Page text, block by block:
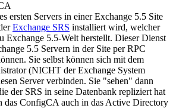
ersten Servers in einer Exchange 5.5 Site
Exchange SRS installiert wird, welcher
Exchange 5.5-Welt herstellt. Dieser Dienst
5.5 Servern in der Site per RPC
Sie selbst können sich mit dem
(NICHT der Exchange System
Server verbinden. Sie "sehen" dann
der SRS in seine Datenbank repliziert hat
das ConfigCA auch in das Active Directory